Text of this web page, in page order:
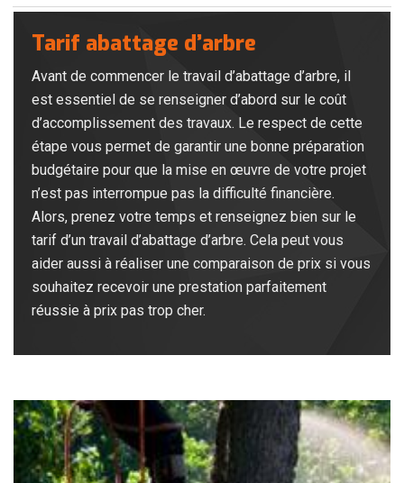
Tarif abattage d’arbre
Avant de commencer le travail d’abattage d’arbre, il
est essentiel de se renseigner d’abord sur le coût
d’accomplissement des travaux. Le respect de cette
étape vous permet de garantir une bonne préparation
budgétaire pour que la mise en œuvre de votre projet
n’est pas interrompue pas la difficulté financière.
Alors, prenez votre temps et renseignez bien sur le
tarif d’un travail d’abattage d’arbre. Cela peut vous
aider aussi à réaliser une comparaison de prix si vous
souhaitez recevoir une prestation parfaitement
réussie à prix pas trop cher.